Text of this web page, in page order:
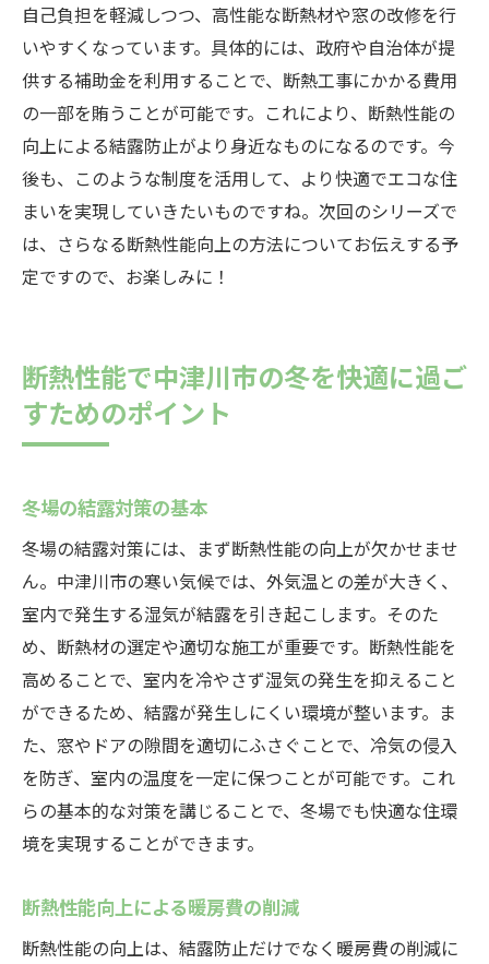
自己負担を軽減しつつ、高性能な断熱材や窓の改修を行
いやすくなっています。具体的には、政府や自治体が提
供する補助金を利用することで、断熱工事にかかる費用
の一部を賄うことが可能です。これにより、断熱性能の
向上による結露防止がより身近なものになるのです。今
後も、このような制度を活用して、より快適でエコな住
まいを実現していきたいものですね。次回のシリーズで
は、さらなる断熱性能向上の方法についてお伝えする予
定ですので、お楽しみに！
断熱性能で中津川市の冬を快適に過ご
すためのポイント
冬場の結露対策の基本
冬場の結露対策には、まず断熱性能の向上が欠かせませ
ん。中津川市の寒い気候では、外気温との差が大きく、
室内で発生する湿気が結露を引き起こします。そのた
め、断熱材の選定や適切な施工が重要です。断熱性能を
高めることで、室内を冷やさず湿気の発生を抑えること
ができるため、結露が発生しにくい環境が整います。ま
た、窓やドアの隙間を適切にふさぐことで、冷気の侵入
を防ぎ、室内の温度を一定に保つことが可能です。これ
らの基本的な対策を講じることで、冬場でも快適な住環
境を実現することができます。
断熱性能向上による暖房費の削減
断熱性能の向上は、結露防止だけでなく暖房費の削減に